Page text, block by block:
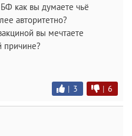
как вы думаете чьё
авторитетно?
вы мечтаете
причине?
| 3 | 6